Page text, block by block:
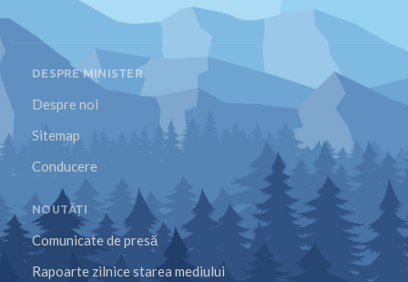
DESPRE MINISTER
Despre noi
Sitemap
Conducere
NOUTĂȚI
Comunicate de presă
Rapoarte zilnice starea mediului